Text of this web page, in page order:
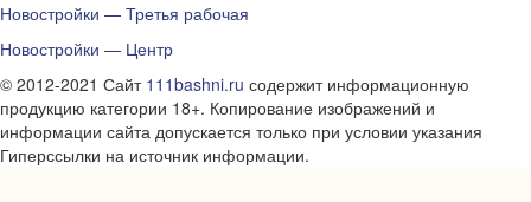
Новостройки — Третья рабочая
Новостройки — Центр
© 2012-2021 Сайт 111bashni.ru содержит информационную
продукцию категории 18+. Копирование изображений и
информации сайта допускается только при условии указания
Гиперссылки на источник информации.